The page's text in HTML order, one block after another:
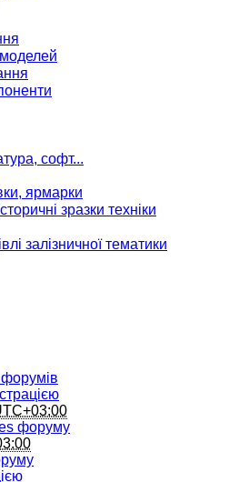
софт...
ярмарки
зразки техніки
залізничної тематики
форуму